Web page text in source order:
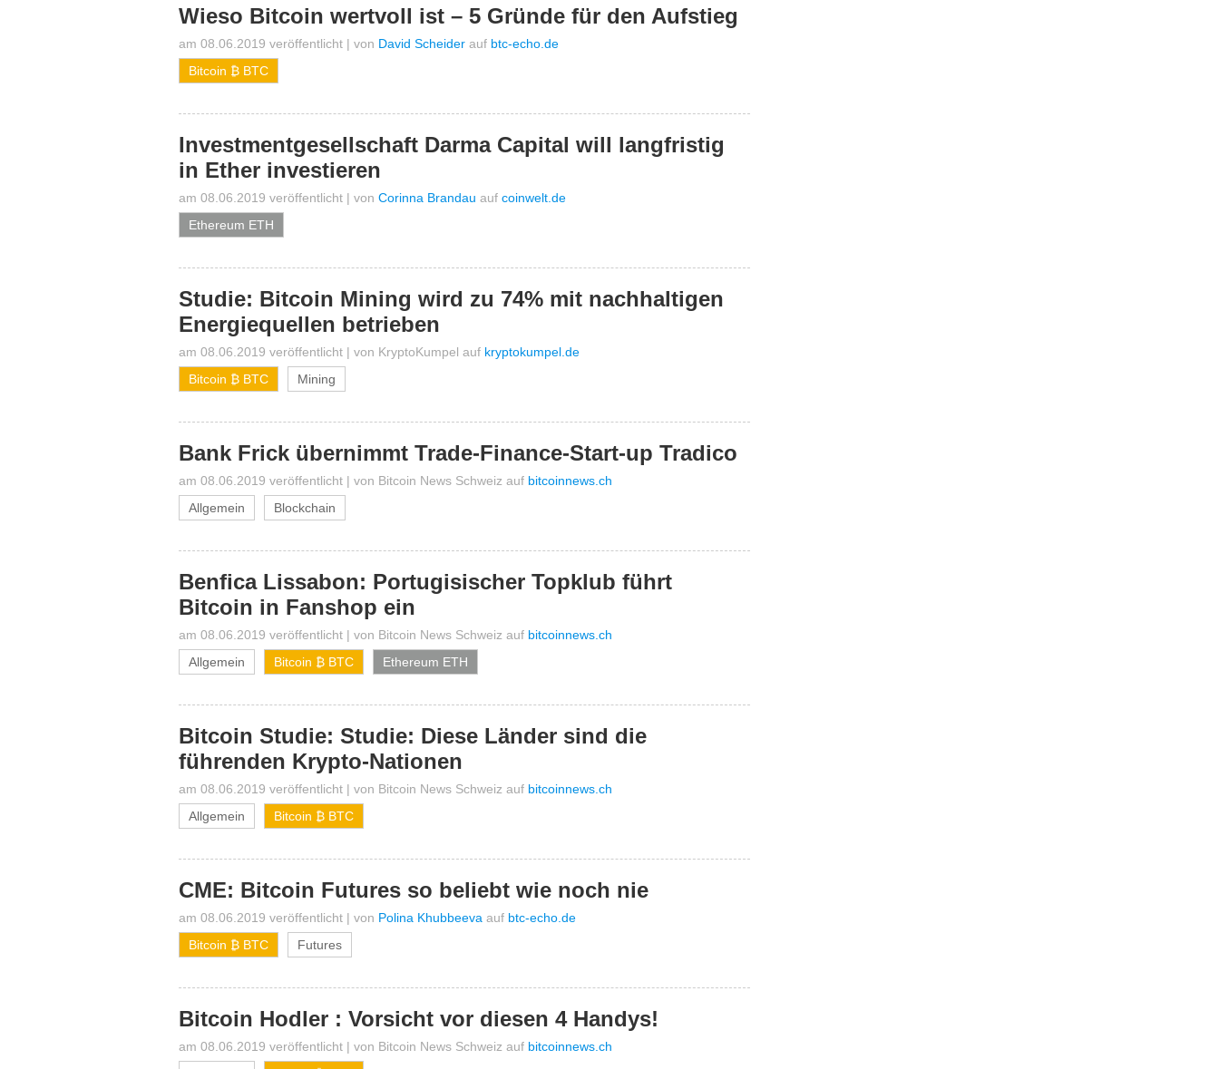
Wieso Bitcoin wertvoll ist – 5 Gründe für den Aufstieg
am 08.06.2019 veröffentlicht | von David Scheider auf btc-echo.de
Bitcoin ₿ BTC
Investmentgesellschaft Darma Capital will langfristig
in Ether investieren
am 08.06.2019 veröffentlicht | von Corinna Brandau auf coinwelt.de
Ethereum ETH
Studie: Bitcoin Mining wird zu 74% mit nachhaltigen
Energiequellen betrieben
am 08.06.2019 veröffentlicht | von KryptoKumpel auf kryptokumpel.de
Bitcoin ₿ BTC
Mining
Bank Frick übernimmt Trade-Finance-Start-up Tradico
am 08.06.2019 veröffentlicht | von Bitcoin News Schweiz auf bitcoinnews.ch
Allgemein
Blockchain
Benfica Lissabon: Portugisischer Topklub führt
Bitcoin in Fanshop ein
am 08.06.2019 veröffentlicht | von Bitcoin News Schweiz auf bitcoinnews.ch
Allgemein
Bitcoin ₿ BTC Ethereum ETH
Bitcoin Studie: Studie: Diese Länder sind die
führenden Krypto-Nationen
am 08.06.2019 veröffentlicht | von Bitcoin News Schweiz auf bitcoinnews.ch
Allgemein
Bitcoin ₿ BTC
CME: Bitcoin Futures so beliebt wie noch nie
am 08.06.2019 veröffentlicht | von Polina Khubbeeva auf btc-echo.de
Bitcoin ₿ BTC
Futures
Bitcoin Hodler : Vorsicht vor diesen 4 Handys!
am 08.06.2019 veröffentlicht | von Bitcoin News Schweiz auf bitcoinnews.ch